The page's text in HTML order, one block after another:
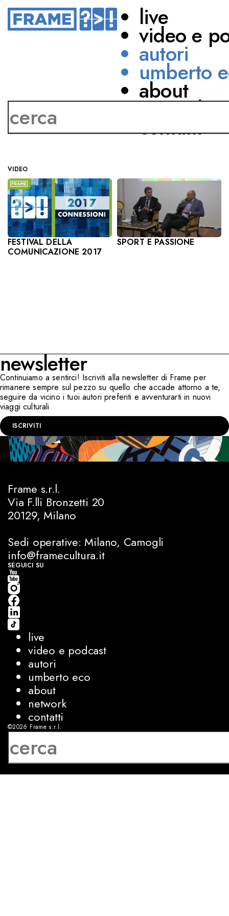
live
video e
autori
umberto
about
network
contatti
Marco Nappi
VIDEO
FESTIVAL DELLA
COMUNICAZIONE 2017
SPORT E PASSIONE
newsletter
Continuiamo a sentirci! Iscriviti alla newsletter di Frame per
rimanere sempre sul pezzo su quello che accade attorno a te,
seguire da vicino i tuoi autori preferiti e avventurarti in nuovi
viaggi culturali
ISCRIVITI
Frame s.r.l.
Via F.lli Bronzetti 20
20129, Milano
Sedi operative: Milano, Camogli
info@framecultura.it
SEGUICI SU
live
video e podcast
autori
umberto eco
about
network
contatti
©2026 Frame s.r.l.
P.IVA 08927250962
sviluppo:Luca Bunino